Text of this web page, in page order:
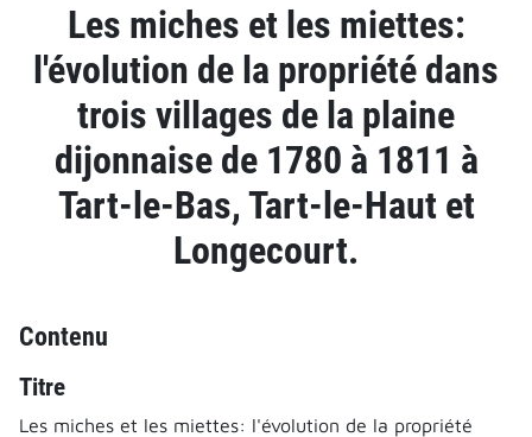
Les miches et les miettes:
l'évolution de la propriété dans
trois villages de la plaine
dijonnaise de 1780 à 1811 à
Tart-le-Bas, Tart-le-Haut et
Longecourt.
Contenu
Titre
Les miches et les miettes: l'évolution de la propriété